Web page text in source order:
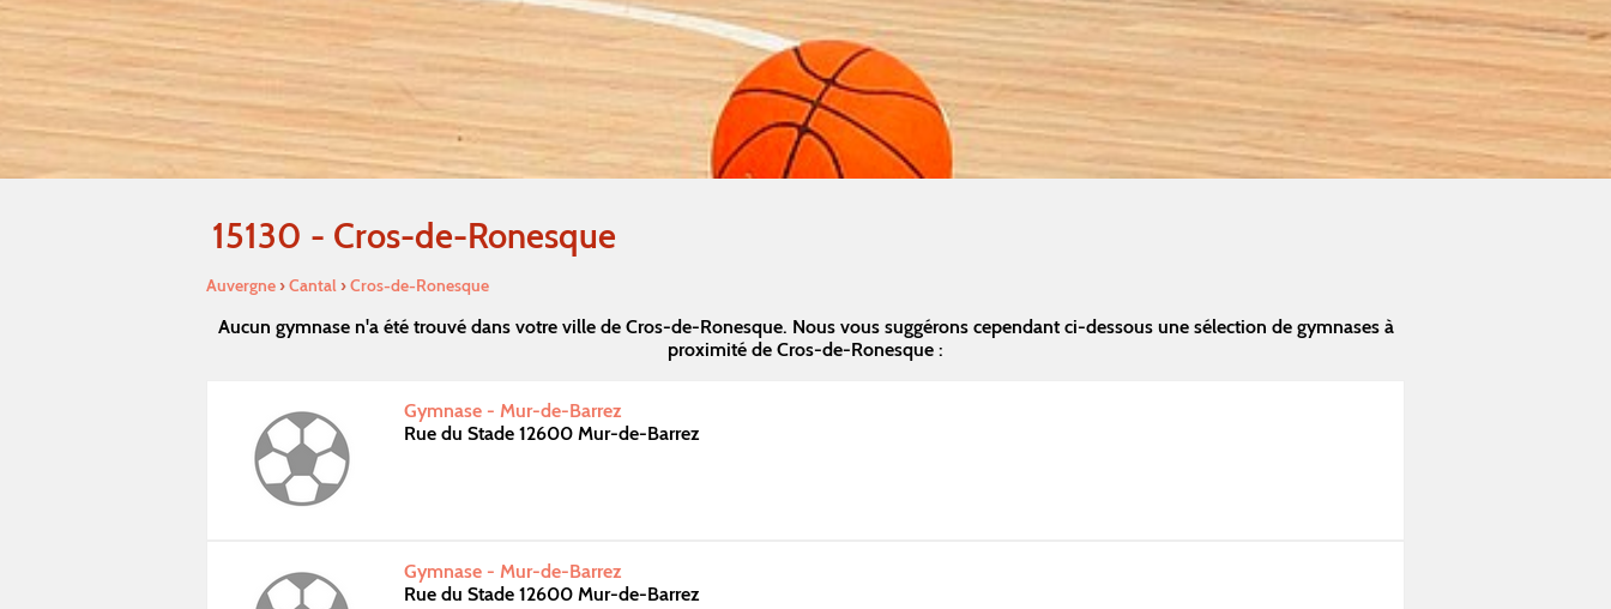
15130 - Cros-de-Ronesque
Auvergne›Cantal ›Cros-de-Ronesque
Aucun gymnase n'a été trouvé dans votre ville de Cros-de-Ronesque. Nous vous suggérons cependant ci-dessous une sélection de gymnases à
proximité de Cros-de-Ronesque :
Gymnase - Mur-de-Barrez
Rue du Stade 12600 Mur-de-Barrez
Gymnase - Mur-de-Barrez
Rue du Stade 12600 Mur-de-Barrez